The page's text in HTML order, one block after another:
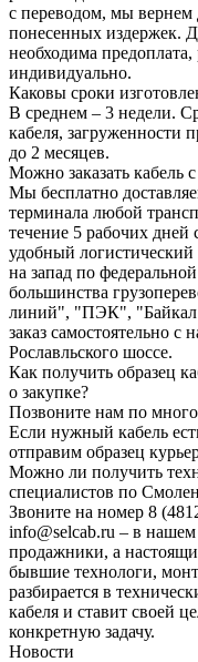
с переводом, мы вернем
понесенных издержек.
необходима предоплата,
индивидуально.
Каковы сроки
В среднем – 3 недели.
кабеля, загруженности
до 2 месяцев.
Можно заказать кабель
Мы бесплатно
терминала любой
течение 5 рабочих
удобный
на запад по
большинства
линий", "ПЭК", "Байкал
заказ самостоятельно с
Рославльского шоссе.
Как получить образец
о закупке?
Позвоните нам по
Если нужный кабель
отправим образец
Можно ли получить
специалистов по
Звоните на номер 8
info@selcab.ru – в
продажники, а
бывшие технологи,
разбирается в
кабеля и ставит своей
конкретную задачу.
Новости